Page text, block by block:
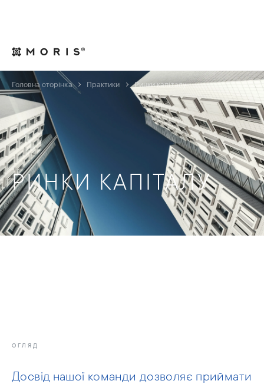
Головна сторінка Практики Ринки капіталу
РИНКИ КАПІТАЛУ
ОГЛЯД
Досвід нашої команди дозволяє приймати